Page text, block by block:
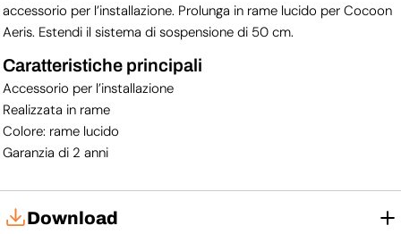
accessorio per l’installazione. Prolunga in rame lucido per Cocoon
Aeris. Estendi il sistema di sospensione di 50 cm.
Caratteristiche principali
Accessorio per l’installazione
Realizzata in rame
Colore: rame lucido
Garanzia di 2 anni
Download